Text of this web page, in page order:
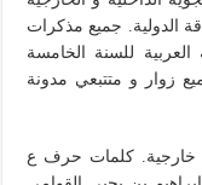
الدولية. جميع مذكرات
العربية للسنة الخامسة
زوار و متتبعي مدونة
خارجية. كلمات حرف ع